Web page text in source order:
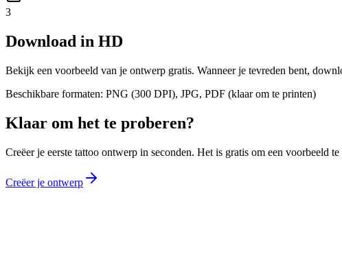
3
Download in HD
Bekijk een voorbeeld van je ontwerp gratis. Wanneer je tevreden bent,
Beschikbare formaten: PNG (300 DPI), JPG, PDF (klaar om te printen)
Klaar om het te proberen?
Creëer je eerste tattoo ontwerp in seconden. Het is gratis om een voorbeeld
Creëer je ontwerp